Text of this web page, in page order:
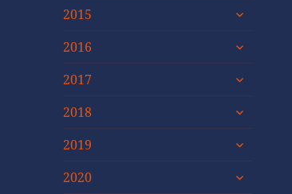
2015
untermenü
2016
untermenü
2017
untermenü
2018
untermenü
2019
untermenü
2020
untermenü